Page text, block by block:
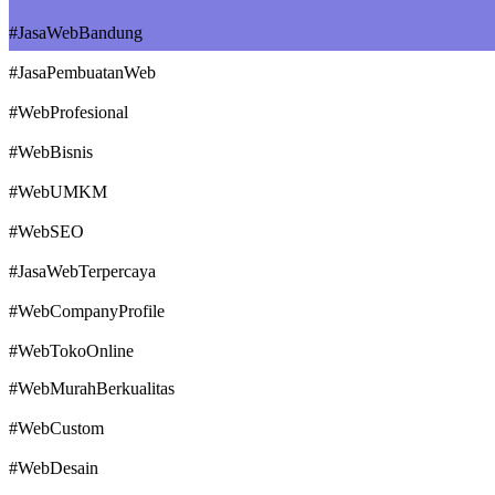
#JasaWebBandung
#JasaPembuatanWeb
#WebProfesional
#WebBisnis
#WebUMKM
#WebSEO
#JasaWebTerpercaya
#WebCompanyProfile
#WebTokoOnline
#WebMurahBerkualitas
#WebCustom
#WebDesain